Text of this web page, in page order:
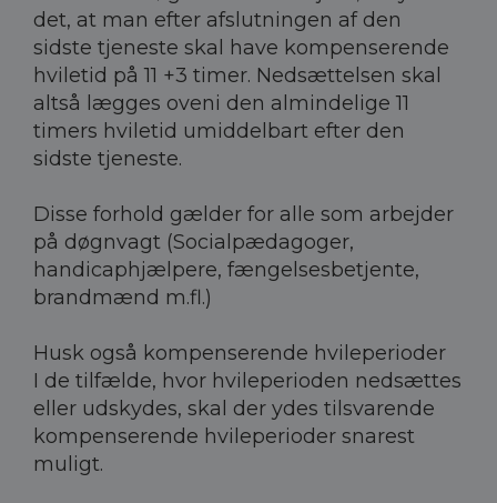
det, at man efter afslutningen af den
sidste tjeneste skal have kompenserende
hviletid på 11 +3 timer. Nedsættelsen skal
altså lægges oveni den almindelige 11
timers hviletid umiddelbart efter den
sidste tjeneste.
Disse forhold gælder for alle som arbejder
på døgnvagt (Socialpædagoger,
handicaphjælpere, fængelsesbetjente,
brandmænd m.fl.)
Husk også kompenserende hvileperioder
I de tilfælde, hvor hvileperioden nedsættes
eller udskydes, skal der ydes tilsvarende
kompenserende hvileperioder snarest
muligt.